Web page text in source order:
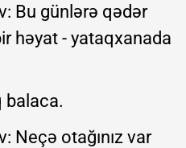
Bu günlərə qədər
həyat - yataqxanada
balaca.
Neçə otağınız var